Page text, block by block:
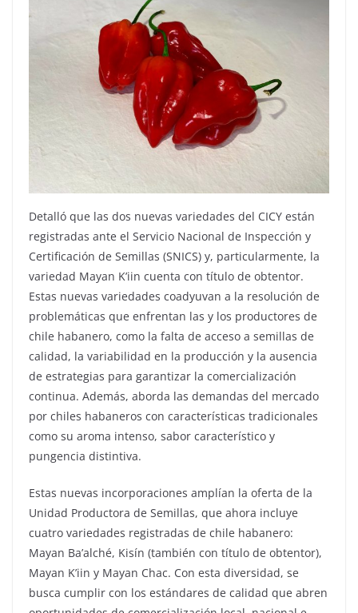
Detalló que las dos nuevas variedades del CICY están
registradas ante el Servicio Nacional de Inspección y
Certificación de Semillas (SNICS) y, particularmente, la
variedad Mayan K’iin cuenta con título de obtentor.
Estas nuevas variedades coadyuvan a la resolución de
problemáticas que enfrentan las y los productores de
chile habanero, como la falta de acceso a semillas de
calidad, la variabilidad en la producción y la ausencia
de estrategias para garantizar la comercialización
continua. Además, aborda las demandas del mercado
por chiles habaneros con características tradicionales
como su aroma intenso, sabor característico y
pungencia distintiva.
Estas nuevas incorporaciones amplían la oferta de la
Unidad Productora de Semillas, que ahora incluye
cuatro variedades registradas de chile habanero:
Mayan Ba’alché, Kisín (también con título de obtentor),
Mayan K’iin y Mayan Chac. Con esta diversidad, se
busca cumplir con los estándares de calidad que abren